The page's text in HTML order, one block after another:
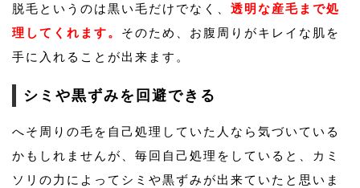
脱毛というのは黒い毛だけでなく、 透明な産毛まで処
理してくれます。 そのため、お腹周りがキレイな肌を
手に入れることが出来ます。
シミや黒ずみを回避できる
へそ周りの毛を自己処理していた人なら気づいている
かもしれませんが、毎回自己処理をしていると、カミ
ソリの力によってシミや黒ずみが出来ていたと思いま